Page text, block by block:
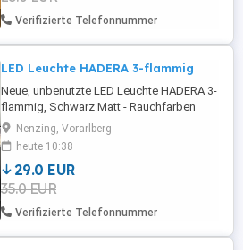
Verifizierte Telefonnummer
LED Leuchte HADERA 3-flammig
Neue, unbenutzte LED Leuchte HADERA 3-
flammig, Schwarz Matt - Rauchfarben
Abmessungen 470 x 90 x 215mm Für LED
Leuchtmittel bis 15W Fassungstyp E27
Lieferumfang Leuchte incl. Gläser, ohne
Leuchtmittel, in OVP Privatverkauf gem.
EU-Gesetz, keine Rücknahme
Nenzing, Vorarlberg
heute 10:38
29.0 EUR
35.0 EUR
Verifizierte Telefonnummer